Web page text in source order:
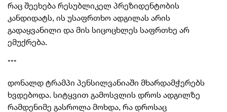
რაც შეეხება რესუბლიკელ პრეზიდენტობის
კანდიდატს, ის უსაფრთხო ადგილას არის
გადაყვანილი და მის სიცოცხლეს საფრთხე არ
ემუქრება.
***
დონალდ ტრამპი პენსილვანიაში მხარდამჭერებს
ხვდებოდა. სიტყვით გამოსვლის დროს ადგილზე
რამდენიმე გასროლა მოხდა, რა დროსაც